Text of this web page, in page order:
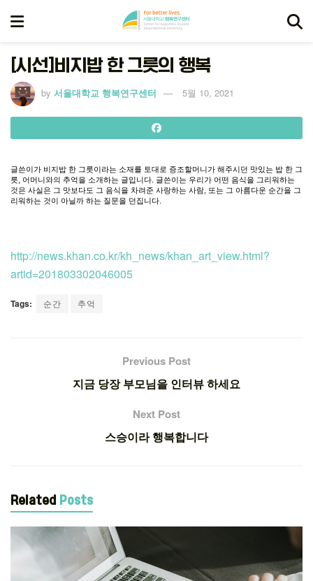
[시선]비지밥 한 그릇의 행복
by 서울대학교 행복연구센터 5월 10, 2021
글쓴이가 비지밥 한 그릇이라는 소재를 토대로 증조할머니가 해주시던 맛있는 밥 한 그
릇
어머니와의 추억을 소개하는 글입니다 글쓴이는 우리가 어떤 음식을 그리워하는
것은 사실은 그 맛보다도 그 음식을 차려준 사랑하는 사람 또는 그 아름다운 순간을 그
리워하는 것이 아닐까 하는 질문을 던집니다
http://news.khan.co.kr/kh_news/khan_art_view.html?
artid=201803302046005
Tags: 순간 추억
Previous Post
지금 당장 부모님을 인터뷰 하세요
Next Post
스승이라 행복합니다
Related Posts